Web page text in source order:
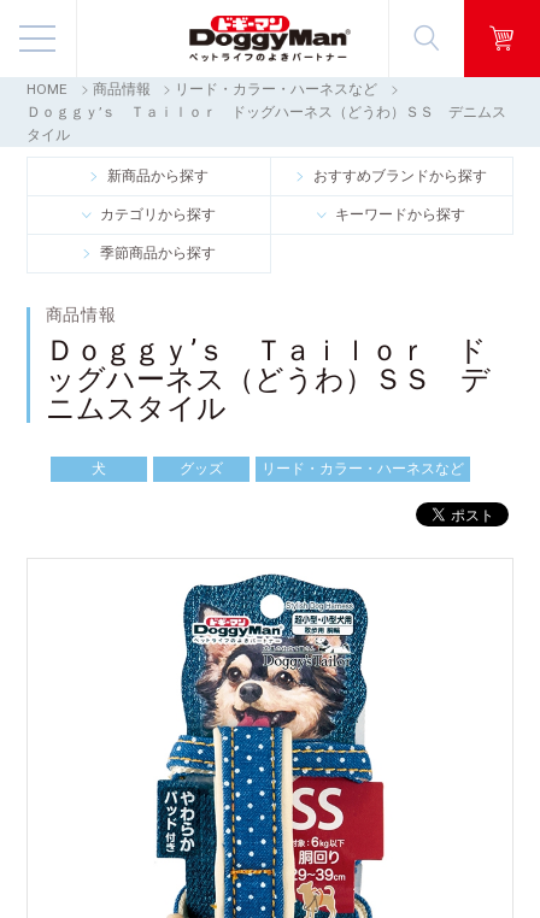
商品情報
映像ギャラリー
知る・楽しむ
お客様窓口・Q＆A
会社情報
HOME 商品情報
リード・カラー・ハーネスなど
Ｄｏｇｇｙ’ｓ Ｔａｉｌｏｒ ドッグハーネス（どうわ）ＳＳ デニムス
タイル
新商品から探す おすすめブランドから探す
カテゴリから探す キーワードから探す
季節商品から探す
商品情報
Ｄｏｇｇｙ’ｓ Ｔａｉｌｏｒ ド
ッグハーネス（どうわ）ＳＳ デ
ニムスタイル
犬 グッズ リード・カラー・ハーネスなど